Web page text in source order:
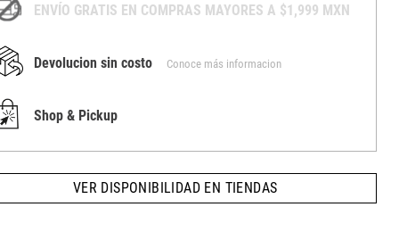
ENVÍO GRATIS EN COMPRAS MAYORES A $1,999 MXN
Devolucion sin costo Conoce más informacion
Shop & Pickup
VER DISPONIBILIDAD EN TIENDAS